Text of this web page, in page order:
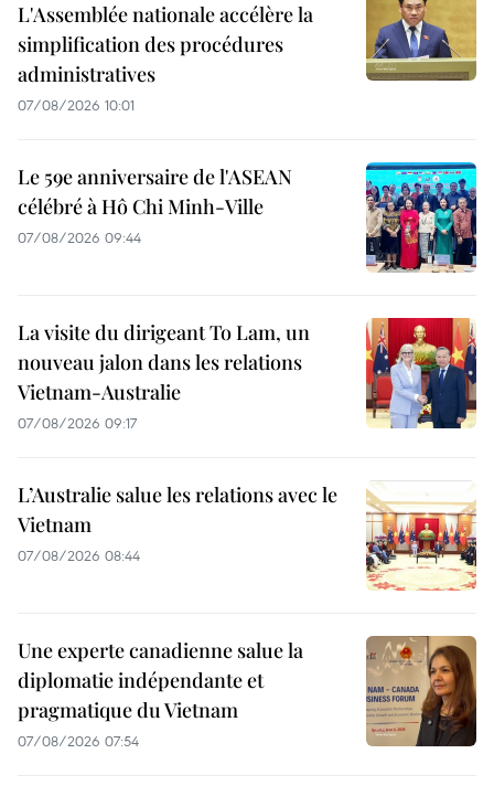
L'Assemblée nationale accélère la
simplification des procédures
administratives
07/08/2026 10:01
Le 59e anniversaire de l'ASEAN
célébré à Hô Chi Minh-Ville
07/08/2026 09:44
La visite du dirigeant To Lam, un
nouveau jalon dans les relations
Vietnam-Australie
07/08/2026 09:17
L’Australie salue les relations avec le
Vietnam
07/08/2026 08:44
Une experte canadienne salue la
diplomatie indépendante et
pragmatique du Vietnam
07/08/2026 07:54